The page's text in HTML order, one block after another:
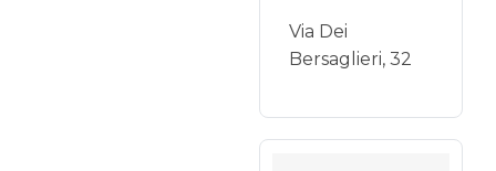
Via Dei
Bersaglieri, 32